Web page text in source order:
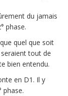
du jamais
phase.
quel que soit
tout de
bien entendu.
en D1. Il y
phase.